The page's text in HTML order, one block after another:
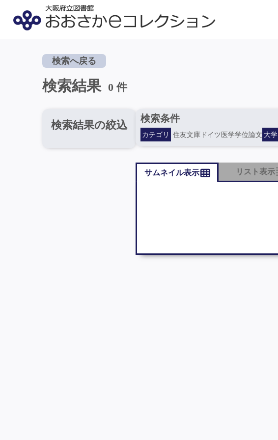
検索へ戻る
検索結果 0 件
検索結果の絞込
検索条件
カテゴリ 住友文庫ドイツ医学学位論文 大学
サムネイル表示 リスト表示